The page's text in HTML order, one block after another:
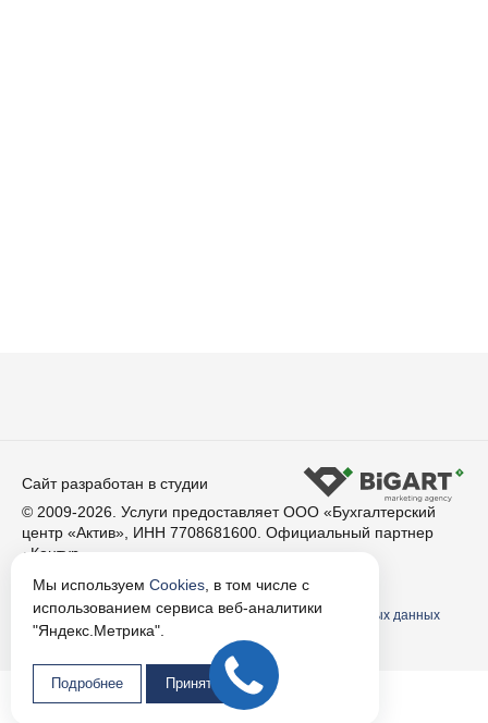
© 2009-2026. Услуги предоставляет ООО «Бухгалтерский
центр «Актив», ИНН 7708681600. Официальный партнер
«Контур»
Сайт разработан в студии
Условия использования материалов сайта
Согласие пользователя сайта на обработку персональных данных
Политика использования Cookie
Мы используем Cookies, в том числе с
использованием сервиса веб-аналитики
"Яндекс.Метрика".
Подробнее Принять